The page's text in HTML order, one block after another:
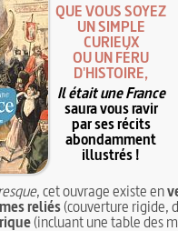
QUE VOUS SOYEZ
UN SIMPLE
CURIEUX
OU UN FÉRU
D'HISTOIRE,
Il était une France
saura vous ravir
par ses récits
abondamment
illustrés !
, cet ouvrage existe en
reliés(couverture rigide,
(incluant une table des